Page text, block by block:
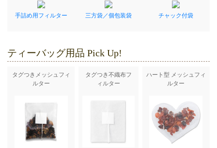
手詰め用フィルター 三方袋／個包装袋 チャック付袋
ティーバッグ用品 Pick Up!
タグつきメッシュフィ
ルター
タグつき不織布フ
ィルター
ハート型 メッシュフィ
ルター